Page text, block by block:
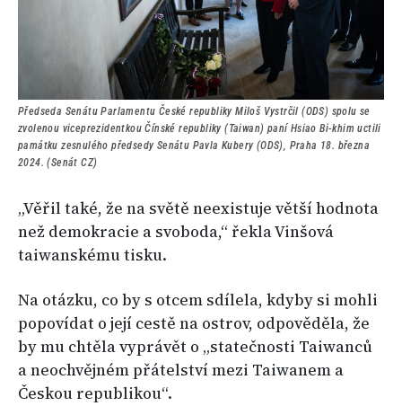
Předseda Senátu Parlamentu České republiky Miloš Vystrčil (ODS) spolu se
zvolenou viceprezidentkou Čínské republiky (Taiwan) paní Hsiao Bi-khim uctili
památku zesnulého předsedy Senátu Pavla Kubery (ODS), Praha 18. března
2024. (Senát CZ)
„Věřil také, že na světě neexistuje větší hodnota
než demokracie a svoboda,“ řekla Vinšová
taiwanskému tisku.
Na otázku, co by s otcem sdílela, kdyby si mohli
popovídat o její cestě na ostrov, odpověděla, že
by mu chtěla vyprávět o „statečnosti Taiwanců
a neochvějném přátelství mezi Taiwanem a
Českou republikou“.